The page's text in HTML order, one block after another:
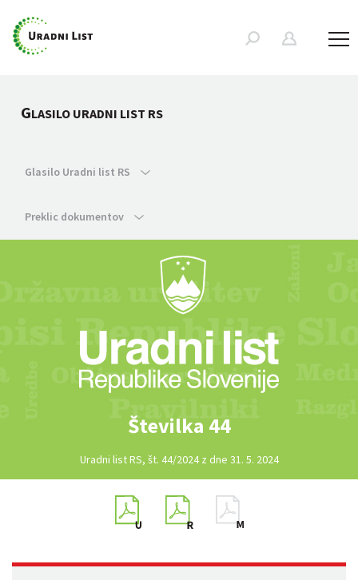
GLASILO URADNI LIST RS
Glasilo Uradni list RS
Preklic dokumentov
Številka 44
Uradni list RS, št. 44/2024 z dne 31. 5. 2024